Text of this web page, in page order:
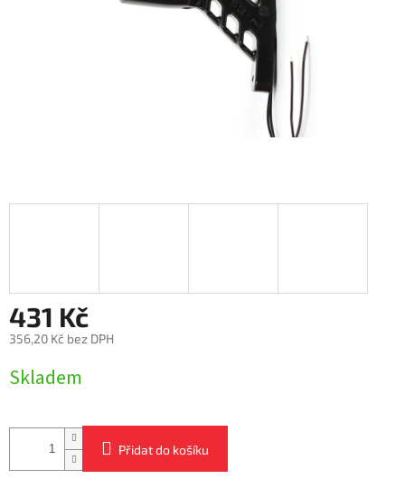
431 Kč
356,20 Kč bez DPH
cena:
Skladem
Přidat do košíku